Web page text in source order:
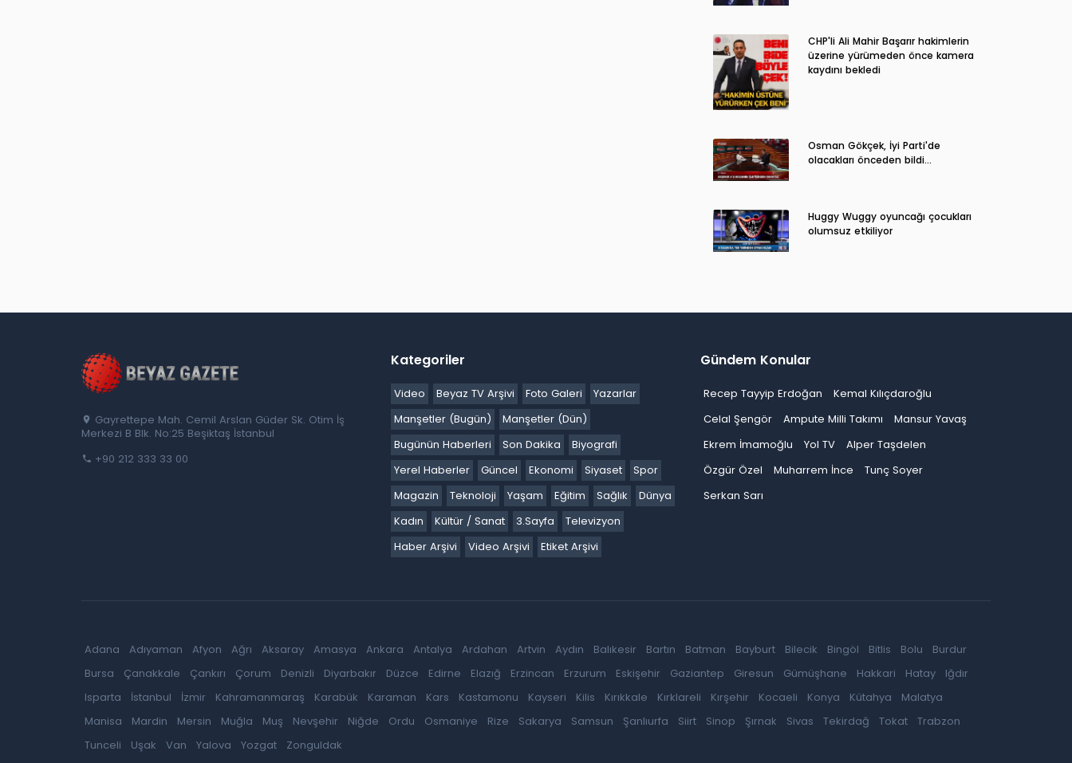
CHP'li Ali Mahir Başarır hakimlerin
üzerine yürümeden önce kamera
kaydını bekledi
Osman Gökçek, İyi Parti'de
olacakları önceden bildi...
Huggy Wuggy oyuncağı çocukları
olumsuz etkiliyor
Gayrettepe Mah. Cemil Arslan Güder Sk. Otim İş
Merkezi B Blk. No:25 Beşiktaş İstanbul
+90 212 333 33 00
Kategoriler
Video Beyaz TV Arşivi Foto Galeri
Yazarlar
Manşetler (Bugün)
Manşetler (Dün)
Bugünün Haberleri
Son Dakika
Biyografi
Yerel Haberler
Güncel Ekonomi Siyaset
Spor
Magazin
Teknoloji Yaşam Eğitim Sağlık
Dünya
Kadın
Kültür / Sanat 3.Sayfa
Televizyon
Haber Arşivi
Video Arşivi Etiket Arşivi
Gündem Konular
Recep Tayyip Erdoğan
Kemal Kılıçdaroğlu
Celal Şengör
Ampute Milli Takımı
Mansur Yavaş
Ekrem İmamoğlu
Yol TV
Alper Taşdelen
Özgür Özel
Muharrem İnce
Tunç Soyer
Serkan Sarı
Adana Adıyaman Afyon Ağrı Aksaray Amasya Ankara Antalya Ardahan Artvin Aydın Balıkesir Bartın Batman Bayburt Bilecik Bingöl Bitlis Bolu
Burdur
Bursa
Çanakkale Çankırı Çorum Denizli Diyarbakır Düzce Edirne Elazığ Erzincan Erzurum Eskişehir Gaziantep Giresun Gümüşhane Hakkari Hatay
Iğdır
Isparta
İstanbul İzmir Kahramanmaraş Karabük Karaman Kars Kastamonu Kayseri Kilis Kırıkkale Kırklareli Kırşehir Kocaeli Konya Kütahya
Malatya
Manisa
Mardin Mersin Muğla Muş Nevşehir Niğde Ordu Osmaniye Rize Sakarya Samsun Şanlıurfa Siirt Sinop Şırnak Sivas Tekirdağ Tokat
Trabzon
Tunceli
Uşak Van Yalova Yozgat Zonguldak